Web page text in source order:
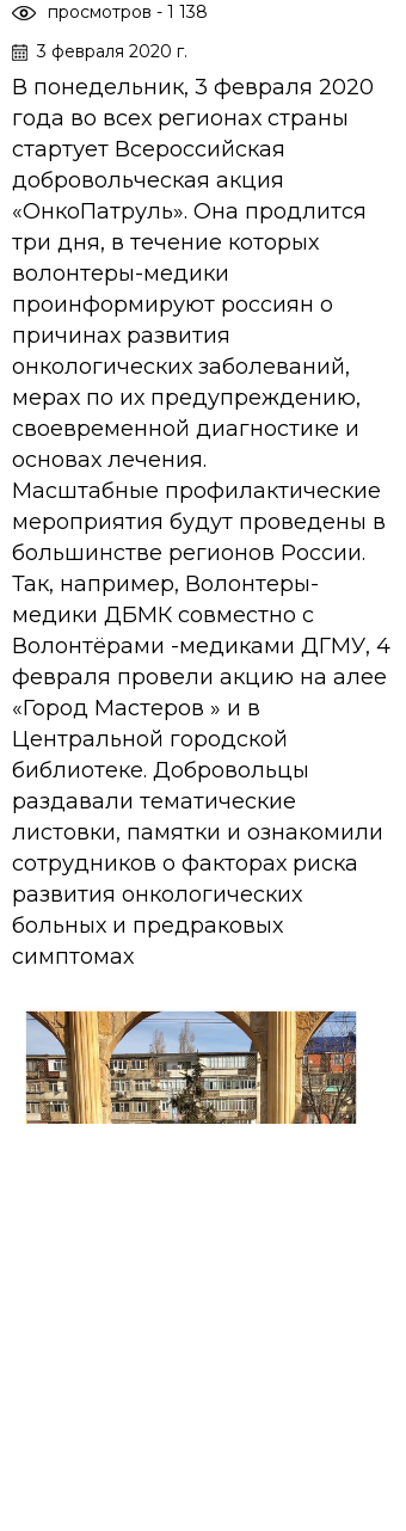
просмотров - 1 138
3 февраля 2020 г.
В понедельник, 3 февраля 2020
года во всех регионах страны
стартует Всероссийская
добровольческая акция
«ОнкоПатруль». Она продлится
три дня, в течение которых
волонтеры-медики
проинформируют россиян о
причинах развития
онкологических заболеваний,
мерах по их предупреждению,
своевременной диагностике и
основах лечения.
Масштабные профилактические
мероприятия будут проведены в
большинстве регионов России.
Так, например, Волонтеры-
медики ДБМК совместно с
Волонтёрами -медиками ДГМУ, 4
февраля провели акцию на алее
«Город Мастеров » и в
Центральной городской
библиотеке. Добровольцы
раздавали тематические
листовки, памятки и ознакомили
сотрудников о факторах риска
развития онкологических
больных и предраковых
симптомах